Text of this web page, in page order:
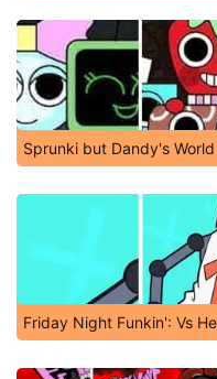
Sprunki but Dandy's World
Friday Night Funkin': Vs